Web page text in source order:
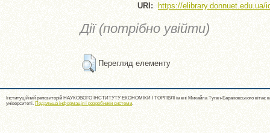
URI:
https://elibrary.donnuet.edu.ua/
Дії (потрібно увійти)
Перегляд елементу
Інституційний репозиторій НАУКОВОГО ІНСТИТУТУ ЕКОНОМІКИ І ТОРГІВЛІ імені Михайла Туган-Барановського вітає
університеті. Подальша інформація і розробники системи